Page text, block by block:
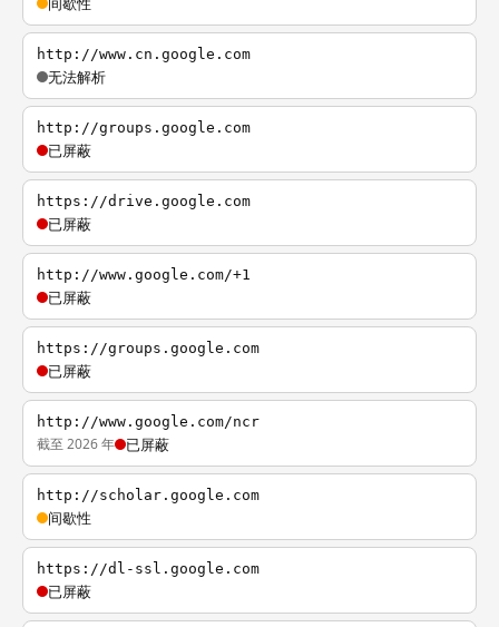
http://www.cn.google.com
无法解析
http://groups.google.com
已屏蔽
https://drive.google.com
已屏蔽
http://www.google.com/+1
已屏蔽
https://groups.google.com
已屏蔽
http://www.google.com/ncr
截至 2026 年 已屏蔽
http://scholar.google.com
间歇性
https://dl-ssl.google.com
已屏蔽